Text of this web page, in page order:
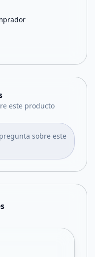
este producto
sobre este